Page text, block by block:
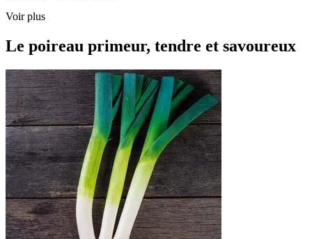
Voir plus
Le poireau primeur, tendre et savoureux